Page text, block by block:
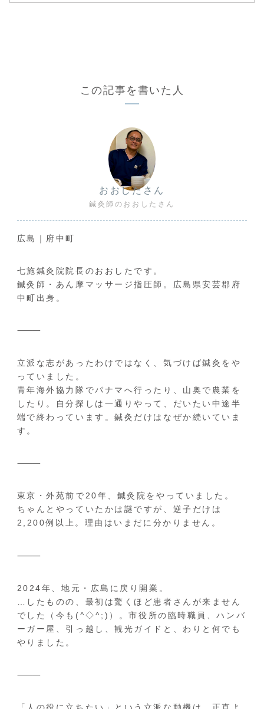
この記事を書いた人
おおしたさん
鍼灸師のおおしたさん
広島｜府中町
七施鍼灸院院長のおおしたです。
鍼灸師・あん摩マッサージ指圧師。広島県安芸郡府
中町出身。
⸻
立派な志があったわけではなく、気づけば鍼灸をや
っていました。
青年海外協力隊でパナマへ行ったり、山奥で農業を
したり。自分探しは一通りやって、だいたい中途半
端で終わっています。鍼灸だけはなぜか続いていま
す。
⸻
東京・外苑前で20年、鍼灸院をやっていました。
ちゃんとやっていたかは謎ですが、逆子だけは
2,200例以上。理由はいまだに分かりません。
⸻
2024年、地元・広島に戻り開業。
…したものの、最初は驚くほど患者さんが来ません
でした（今も(^◇^;)）。市役所の臨時職員、ハンバ
ーガー屋、引っ越し、観光ガイドと、わりと何でも
やりました。
⸻